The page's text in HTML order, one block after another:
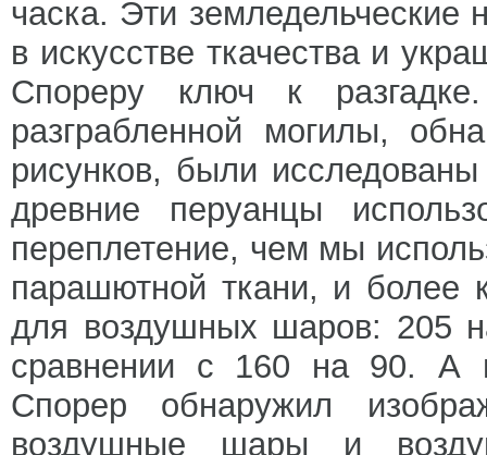
часка. Эти земледельческие
в искусстве ткачества и
Спореру ключ к
разграбленной могилы,
рисунков, были
древние перуанцы
переплетение, чем мы
парашютной ткани, и более
для воздушных шаров: 205
сравнении с 160 на 90. А
Спорер обнаружил
воздушные шары и